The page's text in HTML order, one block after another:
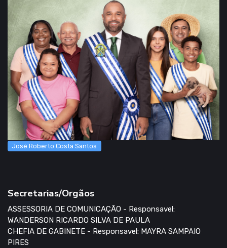
José Roberto Costa Santos
Secretarias/Orgãos
ASSESSORIA DE COMUNICAÇÃO - Responsavel:
WANDERSON RICARDO SILVA DE PAULA
CHEFIA DE GABINETE - Responsavel: MAYRA SAMPAIO
PIRES